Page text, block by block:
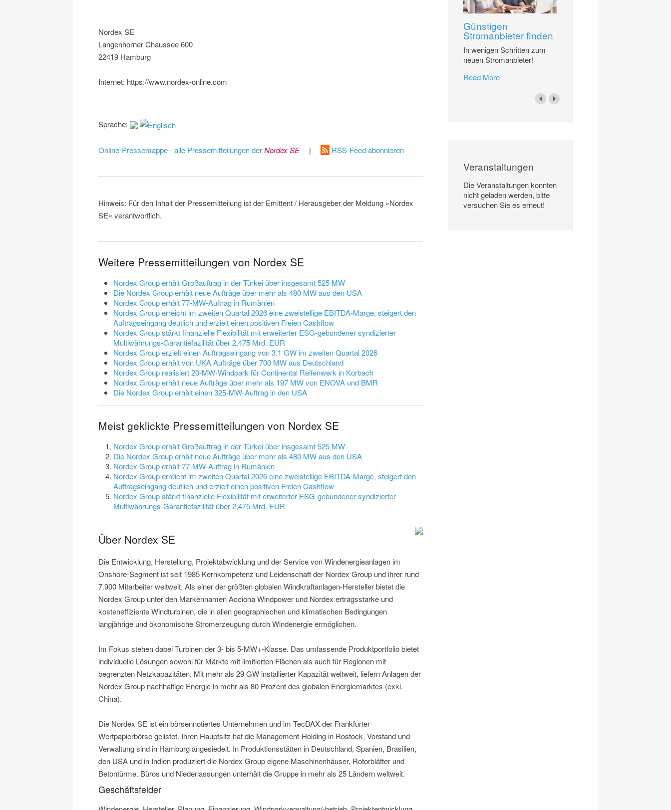
Nordex SE
Langenhorner Chaussee 600
22419 Hamburg
Internet: https://www.nordex-online.com
Sprache:
Online-Pressemappe - alle Pressemitteilungen derNordex SE | RSS-Feed abonnieren
Hinweis: Für den Inhalt der Pressemitteilung ist der Emittent / Herausgeber der Meldung »Nordex
SE« verantwortlich.
Weitere Pressemitteilungen von Nordex SE
Nordex Group erhält Großauftrag in der Türkei über insgesamt 525 MW
Die Nordex Group erhält neue Aufträge über mehr als 480 MW aus den USA
Nordex Group erhält 77-MW-Auftrag in Rumänien
Nordex Group erreicht im zweiten Quartal 2026 eine zweistellige EBITDA-Marge, steigert den
Auftragseingang deutlich und erzielt einen positiven Freien Cashflow
Nordex Group stärkt finanzielle Flexibilität mit erweiterter ESG-gebundener syndizierter
Multiwährungs-Garantiefazilität über 2,475 Mrd. EUR
Nordex Group erzielt einen Auftragseingang von 3.1 GW im zweiten Quartal 2026
Nordex Group erhält von UKA Aufträge über 700 MW aus Deutschland
Nordex Group realisiert 20-MW-Windpark für Continental Reifenwerk in Korbach
Nordex Group erhält neue Aufträge über mehr als 197 MW von ENOVA und BMR
Die Nordex Group erhält einen 325-MW-Auftrag in den USA
Meist geklickte Pressemitteilungen von Nordex SE
Nordex Group erhält Großauftrag in der Türkei über insgesamt 525 MW
Die Nordex Group erhält neue Aufträge über mehr als 480 MW aus den USA
Nordex Group erhält 77-MW-Auftrag in Rumänien
Nordex Group erreicht im zweiten Quartal 2026 eine zweistellige EBITDA-Marge, steigert den
Auftragseingang deutlich und erzielt einen positiven Freien Cashflow
Nordex Group stärkt finanzielle Flexibilität mit erweiterter ESG-gebundener syndizierter
Multiwährungs-Garantiefazilität über 2,475 Mrd. EUR
Über Nordex SE
Die Entwicklung, Herstellung, Projektabwicklung und der Service von Windenergieanlagen im
Onshore-Segment ist seit 1985 Kernkompetenz und Leidenschaft der Nordex Group und ihrer rund
7.900 Mitarbeiter weltweit. Als einer der größten globalen Windkraftanlagen-Hersteller bietet die
Nordex Group unter den Markennamen Acciona Windpower und Nordex ertragsstarke und
kosteneffiziente Windturbinen, die in allen geographischen und klimatischen Bedingungen
langjährige und ökonomische Stromerzeugung durch Windenergie ermöglichen.
Im Fokus stehen dabei Turbinen der 3- bis 5-MW+-Klasse. Das umfassende Produktportfolio bietet
individuelle Lösungen sowohl für Märkte mit limitierten Flächen als auch für Regionen mit
begrenzten Netzkapazitäten. Mit mehr als 29 GW installierter Kapazität weltweit, liefern Anlagen der
Nordex Group nachhaltige Energie in mehr als 80 Prozent des globalen Energiemarktes (exkl.
China).
Die Nordex SE ist ein börsennotiertes Unternehmen und im TecDAX der Frankfurter
Wertpapierbörse gelistet. Ihren Hauptsitz hat die Management-Holding in Rostock, Vorstand und
Verwaltung sind in Hamburg angesiedelt. In Produktionsstätten in Deutschland, Spanien, Brasilien,
den USA und in Indien produziert die Nordex Group eigene Maschinenhäuser, Rotorblätter und
Betontürme. Büros und Niederlassungen unterhält die Gruppe in mehr als 25 Ländern weltweit.
Geschäftsfelder
Günstigen
Stromanbieter finden
In wenigen Schritten zum
neuen Stromanbieter!
Read More
Veranstaltungen
Die Veranstaltungen konnten
nicht geladen werden, bitte
versuchen Sie es erneut!